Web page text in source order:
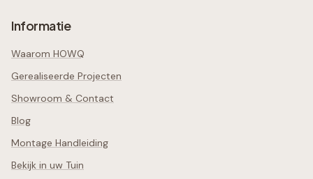
Informatie
Waarom HOWQ
Gerealiseerde Projecten
Showroom & Contact
Blog
Montage Handleiding
Bekijk in uw Tuin